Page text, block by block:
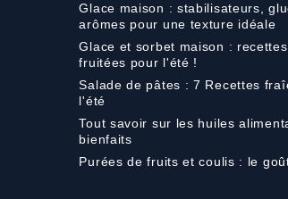
Glace maison : stabilisateurs,
arômes pour une texture idéale
Glace et sorbet maison :
fruitées pour l'été !
Salade de pâtes : 7 Recettes
l'été
Tout savoir sur les huiles
bienfaits
Purées de fruits et coulis : le